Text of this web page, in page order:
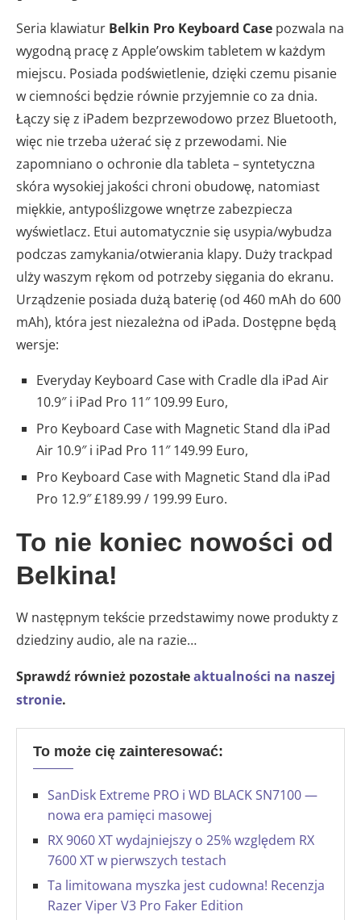
Seria klawiatur Belkin Pro Keyboard Case pozwala na
wygodną pracę z Apple’owskim tabletem w każdym
miejscu. Posiada podświetlenie, dzięki czemu pisanie
w ciemności będzie równie przyjemnie co za dnia.
Łączy się z iPadem bezprzewodowo przez Bluetooth,
więc nie trzeba użerać się z przewodami. Nie
zapomniano o ochronie dla tableta – syntetyczna
skóra wysokiej jakości chroni obudowę, natomiast
miękkie, antypoślizgowe wnętrze zabezpiecza
wyświetlacz. Etui automatycznie się usypia/wybudza
podczas zamykania/otwierania klapy. Duży trackpad
ulży waszym rękom od potrzeby sięgania do ekranu.
Urządzenie posiada dużą baterię (od 460 mAh do 600
mAh), która jest niezależna od iPada. Dostępne będą
wersje:
Everyday Keyboard Case with Cradle dla iPad Air
10.9″ i iPad Pro 11″ 109.99 Euro,
Pro Keyboard Case with Magnetic Stand dla iPad
Air 10.9″ i iPad Pro 11″ 149.99 Euro,
Pro Keyboard Case with Magnetic Stand dla iPad
Pro 12.9″£189.99 / 199.99 Euro.
To nie koniec nowości od
Belkina!
W następnym tekście przedstawimy nowe produkty z
dziedziny audio, ale na razie…
Sprawdź również pozostałeaktualności na naszej
stronie.
To może cię zainteresować:
SanDisk Extreme PRO i WD BLACK SN7100 —
nowa era pamięci masowej
RX 9060 XT wydajniejszy o 25% względem RX
7600 XT w pierwszych testach
Ta limitowana myszka jest cudowna! Recenzja
Razer Viper V3 Pro Faker Edition